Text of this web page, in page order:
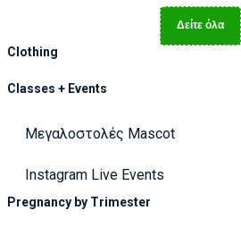
Δείτε όλα
Clothing
Classes + Events
Μεγαλοστολές Mascot
Instagram Live Events
Pregnancy by Trimester